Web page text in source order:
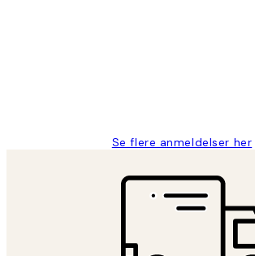
Se flere anmeldelser her